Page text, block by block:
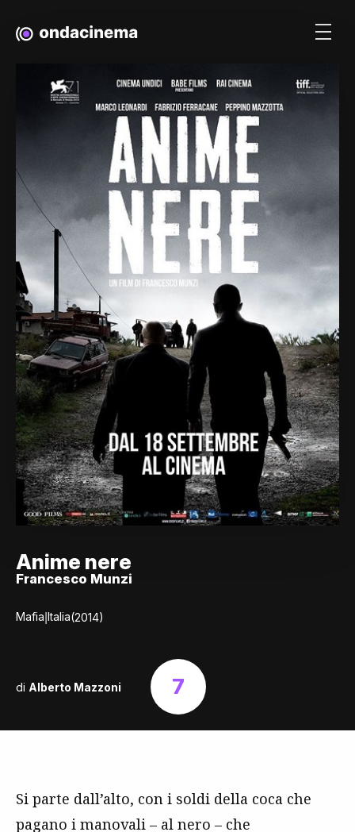
Anime nere
Francesco Munzi
Mafia|Italia(2014)
di Alberto Mazzoni 7
Si parte dall’alto, con i soldi della coca che
pagano i manovali – al nero – che